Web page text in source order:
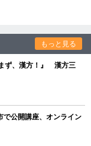
もっと見る
ず、漢方！』 漢方三
公開講座、オンライン